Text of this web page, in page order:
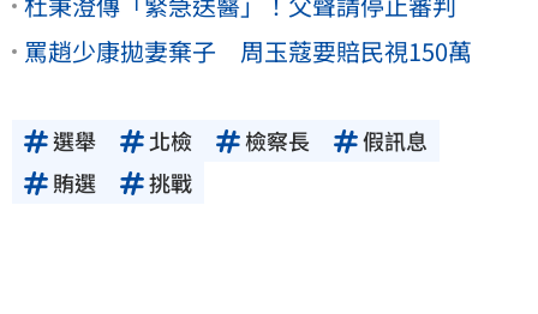
罵趙少康拋妻棄子 周玉蔻要賠民視150萬
選舉 北檢 檢察長
假訊息
賄選
挑戰